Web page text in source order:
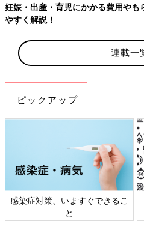
妊娠・出産・育児にかかる費用やも
やすく解説！
連載一
ピックアップ
感染症対策、いますぐできるこ
と